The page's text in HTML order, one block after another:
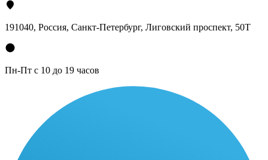
191040, Россия, Санкт-Петербург, Лиговский проспект, 50Т
Пн-Пт с 10 до 19 часов